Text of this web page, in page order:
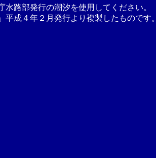
路部発行の潮汐を使用してください。
成４年２月発行より複製したものです。